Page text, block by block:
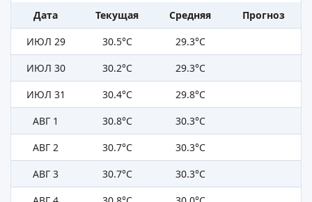
Дата Текущая Средняя
Прогноз
ИЮЛ 29
30.5°C
29.3°C
ИЮЛ 30
30.2°C
29.3°C
ИЮЛ 31
30.4°C
29.8°C
АВГ 1
30.8°C
30.3°C
АВГ 2
30.7°C
30.3°C
АВГ 3
30.7°C
30.3°C